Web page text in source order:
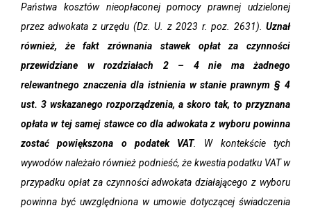
Państwa kosztów nieopłaconej pomocy prawnej udzielonej
przez adwokata z urzędu (Dz. U. z 2023 r. poz. 2631). Uznał
również, że fakt zrównania stawek opłat za czynności
przewidziane w rozdziałach 2 – 4 nie ma żadnego
relewantnego znaczenia dla istnienia w stanie prawnym § 4
ust. 3 wskazanego rozporządzenia, a skoro tak, to przyznana
opłata w tej samej stawce co dla adwokata z wyboru powinna
zostać powiększona o podatek VAT. W kontekście tych
wywodów należało również podnieść, że kwestia podatku VAT w
przypadku opłat za czynności adwokata działającego z wyboru
powinna być uwzględniona w umowie dotyczącej świadczenia